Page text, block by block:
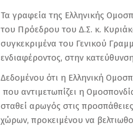
Τα γραφεία της Ελληνικής
του Πρόεδρου του Δ.Σ. κ.
συγκεκριμένα του Γενικού
ενδιαφέροντος, στην
Δεδομένου ότι η Ελληνική
που αντιμετωπίζει η
σταθεί αρωγός στις
χώρων, προκειμένου να